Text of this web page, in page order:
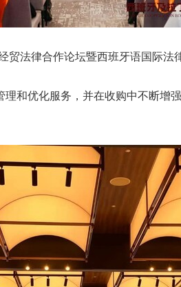
贸法律合作论坛暨西班牙语国际法
优化服务，并在收购中不断增